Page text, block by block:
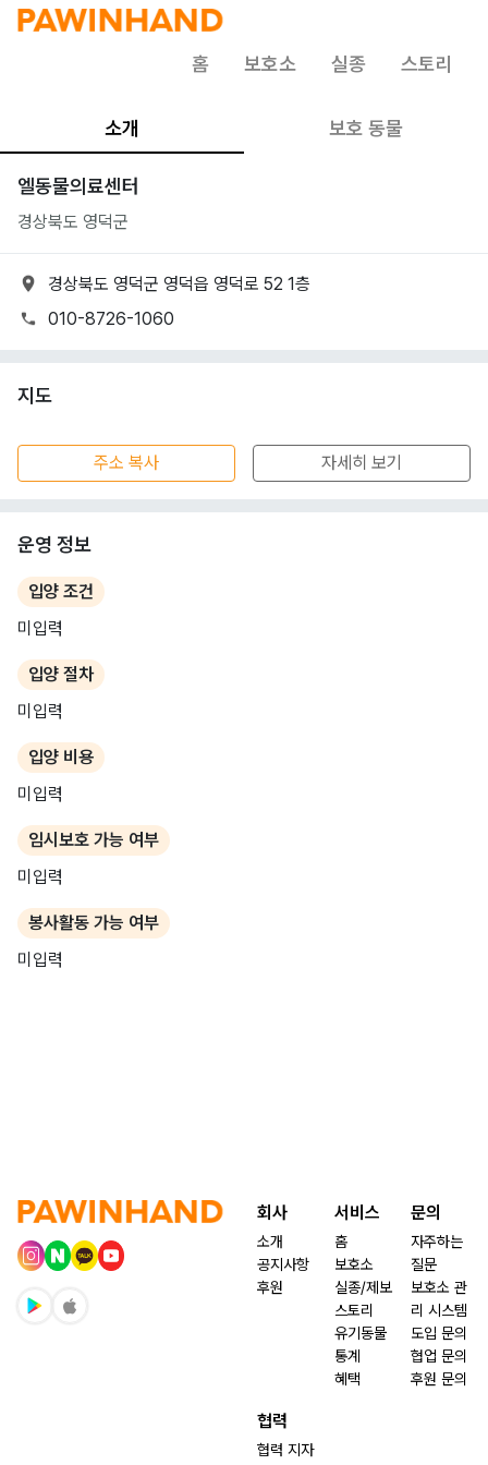
홈 보호소 실종 스토리
소개 보호 동물
엘동물의료센터
경상북도 영덕군
경상북도 영덕군 영덕읍 영덕로 52 1층
010-8726-1060
지도
주소 복사 자세히 보기
운영 정보
입양 조건
미입력
입양 절차
미입력
입양 비용
미입력
임시보호 가능 여부
미입력
봉사활동 가능 여부
미입력
회사
소개
공지사항
후원
서비스
홈
보호소
실종/제보
스토리
유기동물
통계
혜택
문의
자주하는
질문
보호소 관
리 시스템
도입 문의
협업 문의
후원 문의
협력
협력 지자